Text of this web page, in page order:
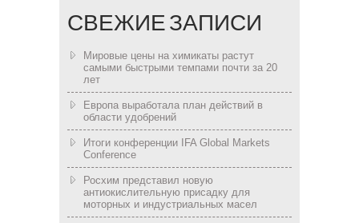
СВЕЖИЕ ЗАПИСИ
Мировые цены на химикаты растут
самыми быстрыми темпами почти за 20
лет
Европа выработала план действий в
области удобрений
Итоги конференции IFA Global Markets
Conference
Росхим представил новую
антиокислительную присадку для
моторных и индустриальных масел